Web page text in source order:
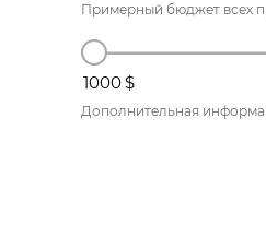
Примерный бюджет всех
1000
Дополнительная